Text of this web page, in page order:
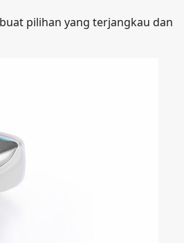
pilihan yang terjangkau dan